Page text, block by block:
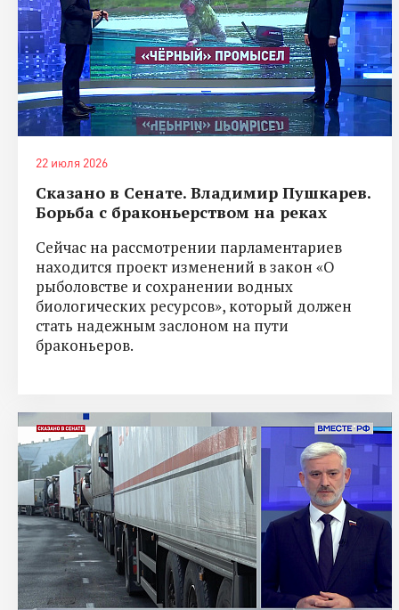
22 июля 2026
Сказано в Сенате. Владимир Пушкарев.
Борьба с браконьерством на реках
Сейчас на рассмотрении парламентариев
находится проект изменений в закон «О
рыболовстве и сохранении водных
биологических ресурсов», который должен
стать надежным заслоном на пути
браконьеров.